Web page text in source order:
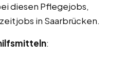
diesen Pflegejobs,
in Saarbrücken.
: